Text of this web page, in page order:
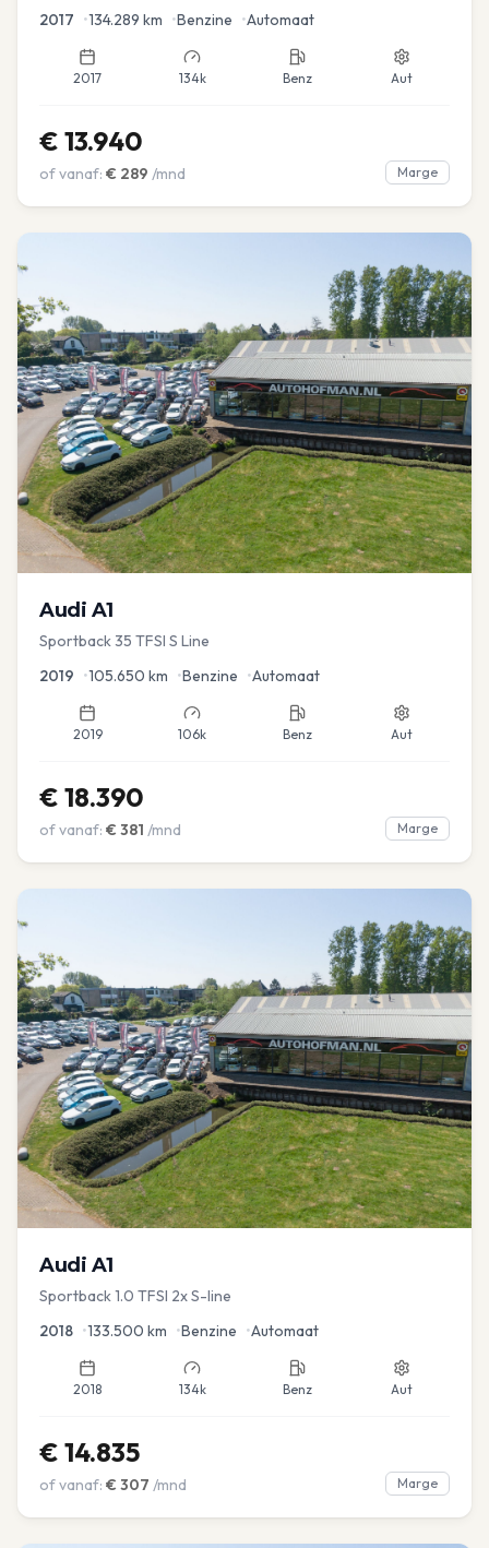
2017 •134.289 km •Benzine •Automaat
2017 134k Benz Aut
€ 13.940
of vanaf: € 289 /mnd Marge
Audi A1
Sportback 35 TFSI S Line
2019 •105.650 km •Benzine •Automaat
2019 106k Benz Aut
€ 18.390
of vanaf: € 381 /mnd Marge
Audi A1
Sportback 1.0 TFSI 2x S-line
2018 •133.500 km •Benzine •Automaat
2018 134k Benz Aut
€ 14.835
of vanaf: € 307 /mnd Marge